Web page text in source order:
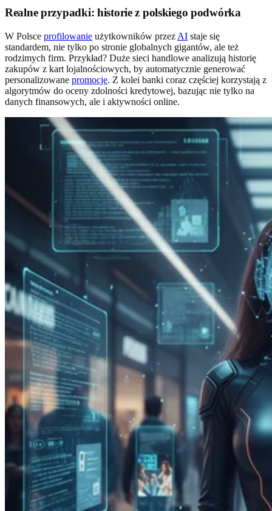
Realne przypadki: historie z polskiego podwórka
W Polsce profilowanie użytkowników przez AI staje się
standardem, nie tylko po stronie globalnych gigantów, ale też
rodzimych firm. Przykład? Duże sieci handlowe analizują historię
zakupów z kart lojalnościowych, by automatycznie generować
personalizowane promocje. Z kolei banki coraz częściej korzystają z
algorytmów do oceny zdolności kredytowej, bazując nie tylko na
danych finansowych, ale i aktywności online.